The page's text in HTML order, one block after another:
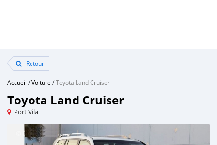
Retour
Accueil /Voiture /Toyota Land Cruiser
Toyota Land Cruiser
Port Vila